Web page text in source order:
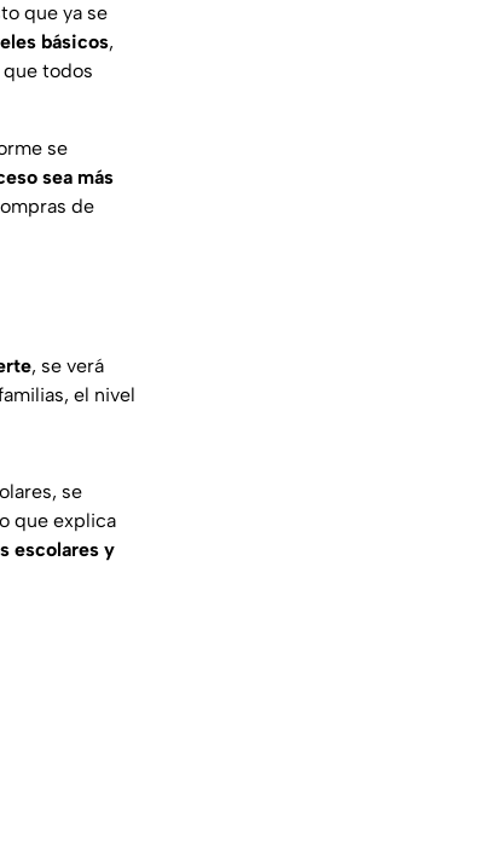
que ya se
básicos,
que todos
se
sea más
de
, se verá
el nivel
se
que explica
escolares y